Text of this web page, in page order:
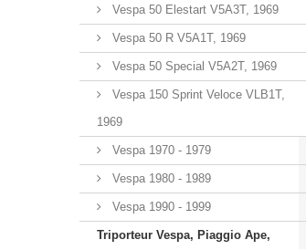
Vespa 50 Elestart V5A3T, 1969
Vespa 50 R V5A1T, 1969
Vespa 50 Special V5A2T, 1969
Vespa 150 Sprint Veloce VLB1T,
1969
Vespa 1970 - 1979
Vespa 1980 - 1989
Vespa 1990 - 1999
Triporteur Vespa, Piaggio Ape,